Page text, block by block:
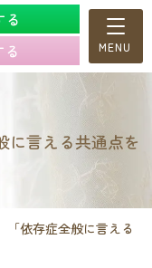
に言える共通点を
「依存症全般に言える